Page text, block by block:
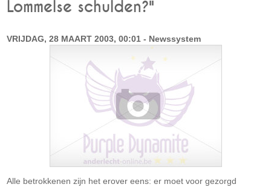
Lommelse schulden?"
VRIJDAG, 28 MAART 2003, 00:01 - Newssystem
Alle betrokkenen zijn het erover eens: er moet voor gezorgd